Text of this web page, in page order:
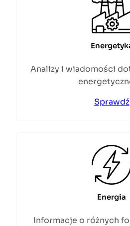
Analizy i wiadomości
Sprawdź
Energia
Informacje o różnych